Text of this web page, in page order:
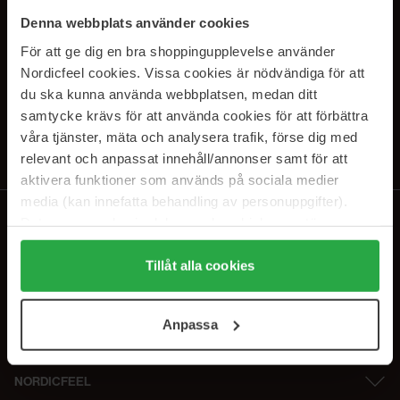
Denna webbplats använder cookies
För att ge dig en bra shoppingupplevelse använder
Nordicfeel cookies. Vissa cookies är nödvändiga för att
du ska kunna använda webbplatsen, medan ditt
samtycke krävs för att använda cookies för att förbättra
våra tjänster, mäta och analysera trafik, förse dig med
relevant och anpassat innehåll/annonser samt för att
aktivera funktioner som används på sociala medier
media (kan innefatta behandling av personuppgifter).
Genom att trycka på "Tillåt alla cookies" accepterar du
alla cookies, medan du under "Detaljer" kan anpassa
användningen av cookies. Du kan när som helst återkalla
samt vår Integritetspolicy.
Tillåt alla cookies
Anpassa
SUBSCRIBE TO OUR
NEWSLETTER
E-postadresse
Ved å abonnere godtar du vårpersonvernerklæring. Du kan melde deg
NORDICFEEL